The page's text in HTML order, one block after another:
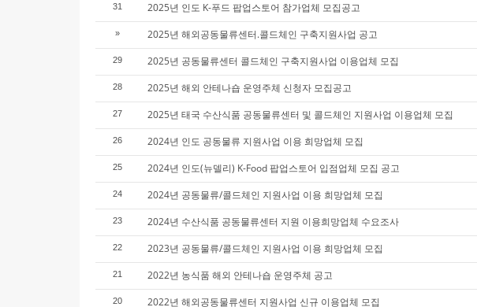
31 2025년 인도 K-푸드 팝업스토어 참가업체 모집공고
» 2025년 해외공동물류센터.콜드체인 구축지원사업 공고
29 2025년 공동물류센터 콜드체인 구축지원사업 이용업체 모집
28 2025년 해외 안테나숍 운영주체 신청자 모집공고
27 2025년 태국 수산식품 공동물류센터 및 콜드체인 지원사업 이용업체 모집
26 2024년 인도 공동물류 지원사업 이용 희망업체 모집
25 2024년 인도(뉴델리) K-Food 팝업스토어 입점업체 모집 공고
24 2024년 공동물류/콜드체인 지원사업 이용 희망업체 모집
23 2024년 수산식품 공동물류센터 지원 이용희망업체 수요조사
22 2023년 공동물류/콜드체인 지원사업 이용 희망업체 모집
21 2022년 농식품 해외 안테나숍 운영주체 공고
20 2022년 해외공동물류센터 지원사업 신규 이용업체 모집